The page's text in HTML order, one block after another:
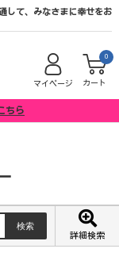
して、みなさまに幸せをお
マイページ カート
0
ちら
詳細検索